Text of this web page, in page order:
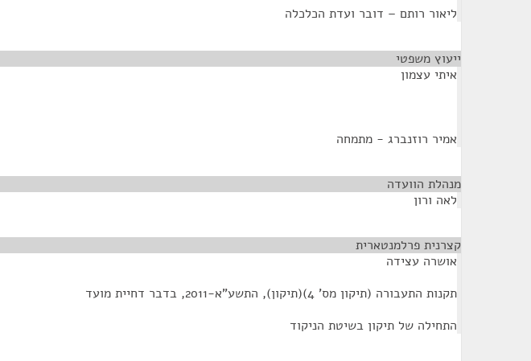
ליאור רותם – דובר ועדת הכלכלה
ייעוץ משפטי
איתי עצמון
אמיר רוזנברג - מתמחה
מנהלת הוועדה
לאה ורון
קצרנית פרלמנטארית
אושרה עצידה
תקנות התעבורה (תיקון מס' 4)(תיקון), התשע"א-2011, בדבר דחיית מועד
התחילה של תיקון בשיטת הניקוד